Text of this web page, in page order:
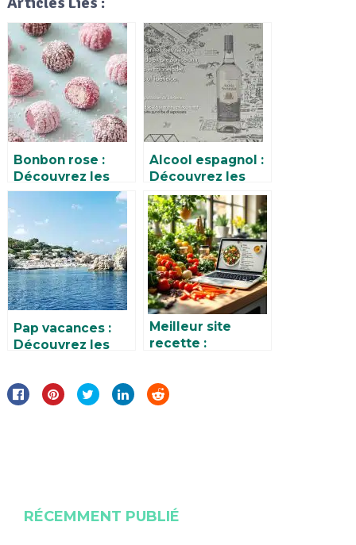
Bonbon rose :
Découvrez les
meilleures
recettes et
astuces pour
savourer ce
délice sucré
Alcool espagnol :
Découvrez les
meilleures
marques et
recettes à base
d’alcool ibérique
Pap vacances :
Découvrez les
séjours
Meilleur site
recette :
recettes faciles
et savoureuses
RÉCEMMENT PUBLIÉ